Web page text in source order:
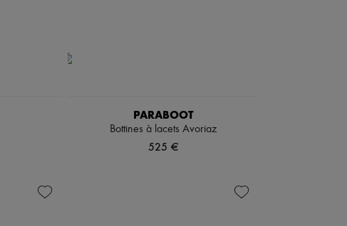
PARABOOT
Bottines à lacets Avoriaz
525 €